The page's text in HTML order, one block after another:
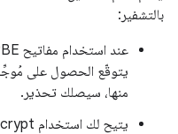
بالتشفير:
منها، سيصلك تحذير.
يتيح لك استخدام Conscrypt لتشفير ARC4 تحديد إما